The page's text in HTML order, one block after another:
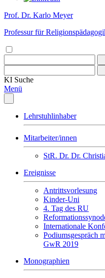
Prof. Dr. Karlo Meyer
Professur für
KI Suche
Menü
Lehrstuhlinhaber
Mitarbeiter/innen
StR. Dr. Dr.
Ereignisse
Antrittsvorlesung
Kinder-Uni
4. Tag des RU
Internationale
Podiumsgespräch
GwR 2019
Monographien